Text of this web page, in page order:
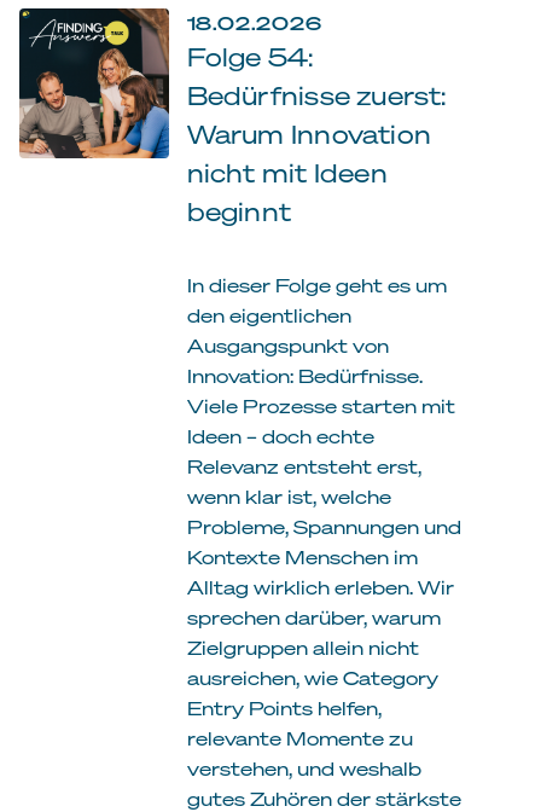
18.02.2026
Folge 54:
Bedürfnisse zuerst:
Warum Innovation
nicht mit Ideen
beginnt
In dieser Folge geht es um
den eigentlichen
Ausgangspunkt von
Innovation: Bedürfnisse.
Viele Prozesse starten mit
Ideen – doch echte
Relevanz entsteht erst,
wenn klar ist, welche
Probleme, Spannungen und
Kontexte Menschen im
Alltag wirklich erleben. Wir
sprechen darüber, warum
Zielgruppen allein nicht
ausreichen, wie Category
Entry Points helfen,
relevante Momente zu
verstehen, und weshalb
gutes Zuhören der stärkste